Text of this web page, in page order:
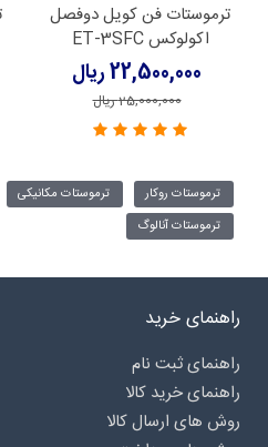
ترموستات فن کویل دوفصل
اکولوکس ET-3SFC
22,500,000 ریال
25,000,000 ریال
ترموستات روکار ترموستات مکانیکی
ترموستات آنالوگ
راهنمای خرید
راهنمای ثبت نام
راهنمای خرید کالا
روش های ارسال کالا